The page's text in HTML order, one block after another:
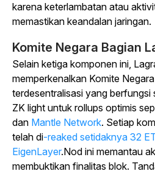
karena keterlambatan atau
memastikan keandalan jaringan.
Komite Negara Bagian
Selain ketiga komponen ini,
memperkenalkan Komite
terdesentralisasi yang
ZK light untuk rollups optimis
dan Mantle Network. Setiap
telah di-reaked setidaknya 32
EigenLayer.Nod ini memantau
membuktikan finalitas blok.